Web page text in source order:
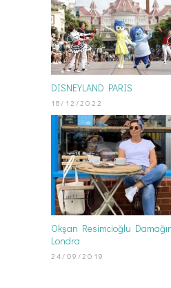
DISNEYLAND PARIS
18/12/2022
Okşan Resimcioğlu
Londra
24/09/2019